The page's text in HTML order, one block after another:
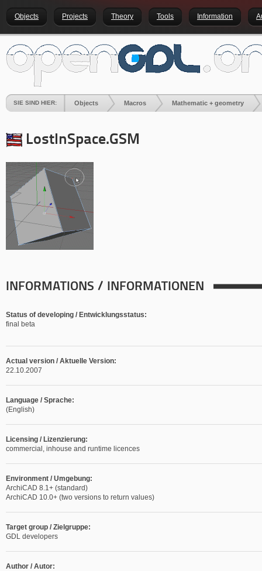
Objects Projects Theory Tools Information
SIE SIND HIER: Objects Macros Mathematic + geometry
LostInSpace.GSM
INFORMATIONS / INFORMATIONEN
Status of developing / Entwicklungsstatus:
final beta
Actual version / Aktuelle Version:
22.10.2007
Language / Sprache:
(English)
Licensing / Lizenzierung:
commercial, inhouse and runtime licences
Environment / Umgebung:
ArchiCAD 8.1+ (standard)
ArchiCAD 10.0+ (two versions to return values)
Target group / Zielgruppe:
GDL developers
Author / Autor: